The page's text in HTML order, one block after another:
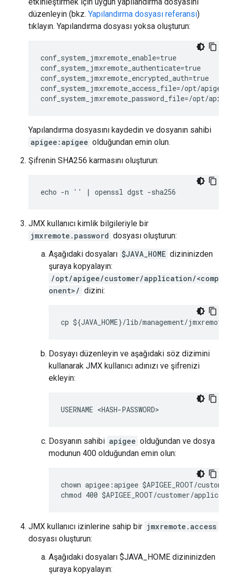
düzenleyin (bkz. Yapılandırma dosyası referansı)
tıklayın. Yapılandırma dosyası yoksa oluşturun:
conf_system_jmxremote_enable=true
conf_system_jmxremote_authenticate=true
conf_system_jmxremote_encrypted_auth=true
conf_system_jmxremote_access_file=/opt/
conf_system_jmxremote_password_file=/opt/
Yapılandırma dosyasını kaydedin ve dosyanın sahibi
apigee:apigee olduğundan emin olun.
Şifrenin SHA256 karmasını oluşturun:
echo -n ' ' | openssl dgst -sha256
JMX kullanıcı kimlik bilgileriyle bir
jmxremote.password dosyası oluşturun:
Aşağıdaki dosyaları $JAVA_HOME dizininizden
şuraya kopyalayın:
/opt/apigee/customer/application/<comp
onent>/ dizini:
cp ${JAVA_HOME}/lib/management/
Dosyayı düzenleyin ve aşağıdaki söz dizimini
kullanarak JMX kullanıcı adınızı ve şifrenizi
ekleyin:
USERNAME <HASH-PASSWORD>
Dosyanın sahibi apigee olduğundan ve dosya
modunun 400 olduğundan emin olun:
chown apigee:apigee $APIGEE_ROOT/
chmod 400 $APIGEE_ROOT/customer/
JMX kullanıcı izinlerine sahip bir jmxremote.access
dosyası oluşturun:
Aşağıdaki dosyaları $JAVA_HOME dizininizden
şuraya kopyalayın: